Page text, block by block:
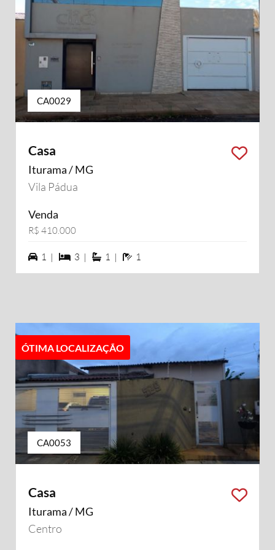
CA0029
Casa
Iturama / MG
Vila Pádua
Venda
R$ 410.000
1 vagas na garagem
1 | 3 dormiórios
3 | 1 suítes
1 | 1 banheiros
1
ÓTIMA LOCALIZAÇÃO
CA0053
Casa
Iturama / MG
Centro